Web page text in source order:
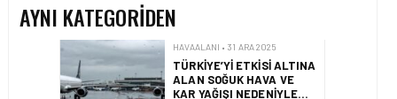
AYNI KATEGORIDEN
INSTAGRAM’DA VIRAL
OLAN TÜRK PILOTUN
HEYECAN VERICI VIDEOSU